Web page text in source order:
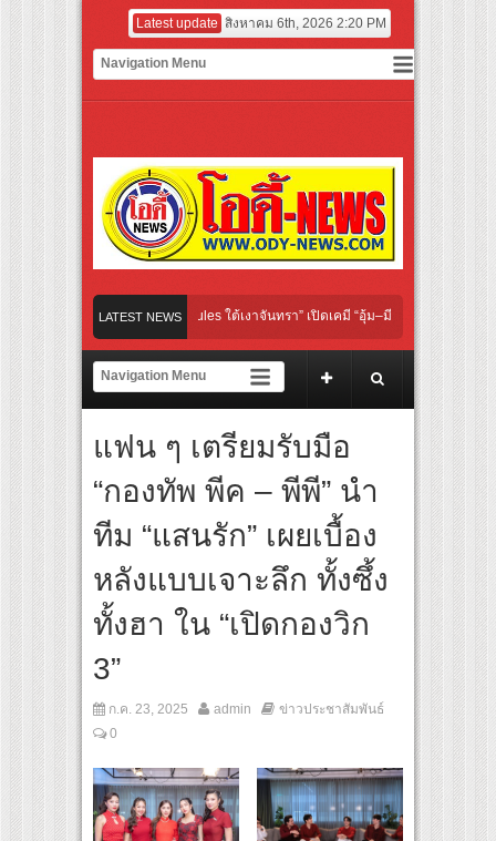
Latest update สิงหาคม 6th, 2026 2:20 PM
LATEST NEWS
“Under Her Rules ใต้เงาจันทรา” เปิดเคมี “อุ้ม–มีนา” ประกบคู่ครั้งสำคัญ ชวนแ
ทย “เลิกอาย เลิกเงียบ เลิกชะล่าใจ” เรื่อง HPV ในแคมเปญ “HPV ไม่เป็นไร…ไม่ได้”
เสียงเชียร์ สู่ทีมชาติไทย ชวนแฟนลูกยางใกล้ชิดนักตบสาวทีมชาติไทย 15 ส.ค.นี้
ฝาผนังระดับโลก “ปู่ม่านย่าม่าน” เรียนรู้นวัตกรรมผักเชียงดาใน “หอมแผ่นดินฯ”
ฟอร์มยักษ์ ‘คุณยายวรนาฏ’ (INHERIT) เตรียมคายตะขาบหนังไทยในรอบปฐมทัศน์โ
สุดชีวิต โกนหัวรับบทแม่ชี นำทีมนักแสดงประชันความสยอง!
“Under Her Rules ใต้เงาจันทรา” เปิดเคมี “อุ้ม–มีนา” ประกบคู่ครั้งสำคัญ ชวนแ
แฟน ๆ เตรียมรับมือ
“กองทัพ พีค – พีพี” นำ
ทีม “แสนรัก” เผยเบื้อง
หลังแบบเจาะลึก ทั้งซึ้ง
ทั้งฮา ใน “เปิดกองวิก
3”
ก.ค. 23, 2025 admin
ข่าวประชาสัมพันธ์
0